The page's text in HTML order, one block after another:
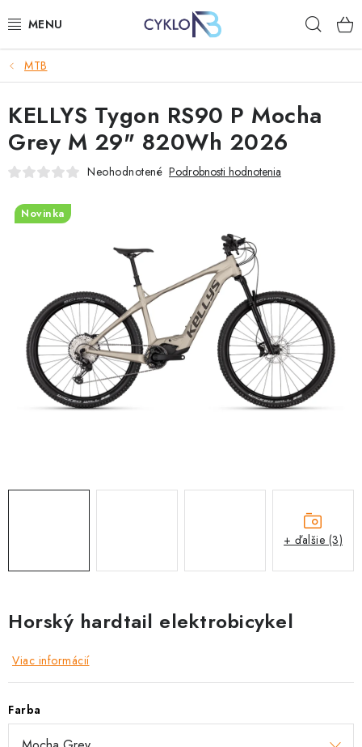
na
E-BIKE
BICYKLE
DOPLNKY
PRILBY
TRETRY
TABUĽKA VEĽKOSTÍ BICYKLOV
ZNAČKY
MTB
Horský hardtail elektrobicykel
Viac informácií
Farba
KELLYS Tygon RS90 P Mocha
Grey M 29" 820Wh 2026
Neohodnotené Podrobnosti hodnotenia
Novinka
+ ďalšie (3)